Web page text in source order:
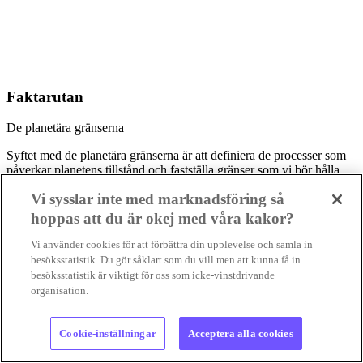
Faktarutan
De planetära gränserna
Syftet med de planetära gränserna är att definiera de processer som
påverkar planetens tillstånd och fastställa gränser som vi bör hålla
planetära gränserna är:
-Klimatförändringarna
-Havsförsurning
-Förlust av biologisk mångfald
-Förändrad markanvändning, exempelvis när skog omvandlas till
jordbruksland
-Färskvattenanvändning
-Ozonskiktets uttunning
-Biogeokemiska flöden (fosfor- och kvävecykler)
-Luftföroreningar i atmosfären
Vi sysslar inte med marknadsföring så
hoppas att du är okej med våra kakor?
Vi använder cookies för att förbättra din upplevelse och samla in
besöksstatistik. Du gör såklart som du vill men att kunna få in
besöksstatistik är viktigt för oss som icke-vinstdrivande
organisation.
Cookie-inställningar Acceptera alla cookies